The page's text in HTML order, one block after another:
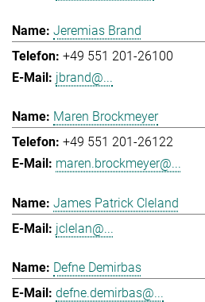
Jeremias Brand
+49 551 201-26100
jbrand@...
Maren Brockmeyer
+49 551 201-26122
maren.brockmeyer@...
James Patrick Cleland
jclelan@...
Defne Demirbas
defne.demirbas@...